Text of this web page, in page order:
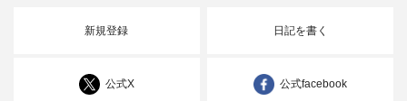
新規登録 日記を書く
公式X 公式facebook